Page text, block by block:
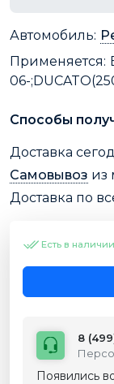
Автомобиль:
Применяется:
06-
Способы
Доставка
Самовывоз из
Доставка по
Есть в наличии
8
Появились